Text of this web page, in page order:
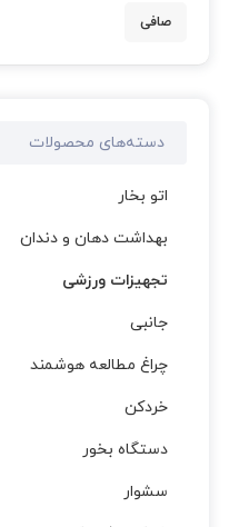
صافی
دسته‌های محصولات
اتو بخار
بهداشت دهان و دندان
تجهیزات ورزشی
جانبی
چراغ مطالعه هوشمند
خردکن
دستگاه بخور
سشوار